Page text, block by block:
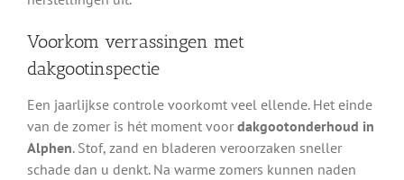
Voorkom verrassingen met
dakgootinspectie
Een jaarlijkse controle voorkomt veel ellende. Het einde
van de zomer is hét moment voor dakgootonderhoud in
Alphen. Stof, zand en bladeren veroorzaken sneller
schade dan u denkt. Na warme zomers kunnen naden